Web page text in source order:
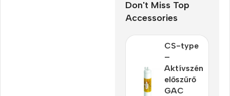
Don't Miss Top
Accessories
CS-type
–
Aktívszén
előszűrő
GAC